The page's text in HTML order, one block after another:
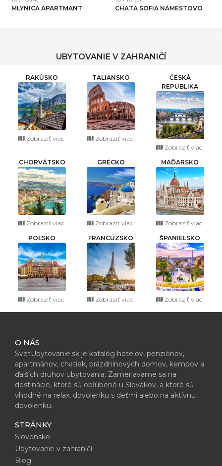
MLYNICA APARTMANT
CHATA SOFIA NÁMESTOVO
UBYTOVANIE V ZAHRANIČÍ
RAKÚSKO
Zobraziť viac
TALIANSKO
Zobraziť viac
ČESKÁ
REPUBLIKA
Zobraziť viac
CHORVÁTSKO
Zobraziť viac
GRÉCKO
Zobraziť viac
MAĎARSKO
Zobraziť viac
POĽSKO
Zobraziť viac
FRANCÚZSKO
Zobraziť viac
ŠPANIELSKO
Zobraziť viac
O NÁS
SvetUbytovanie.sk je katalóg hotelov, penziónov,
apartmánov, chatiek, prázdninových domov, kempov a
ďalších druhov ubytovania. Zameriavame sa na
destinácie, ktoré sú obľúbené u Slovákov, a ktoré sú
vhodné na relax, dovolenku s deťmi alebo na aktívnu
dovolenku.
STRÁNKY
Slovensko
Ubytovanie v zahraničí
Blog